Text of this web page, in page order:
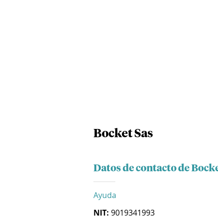
Bocket Sas
Datos de contacto de
Ayuda
NIT: 9019341993